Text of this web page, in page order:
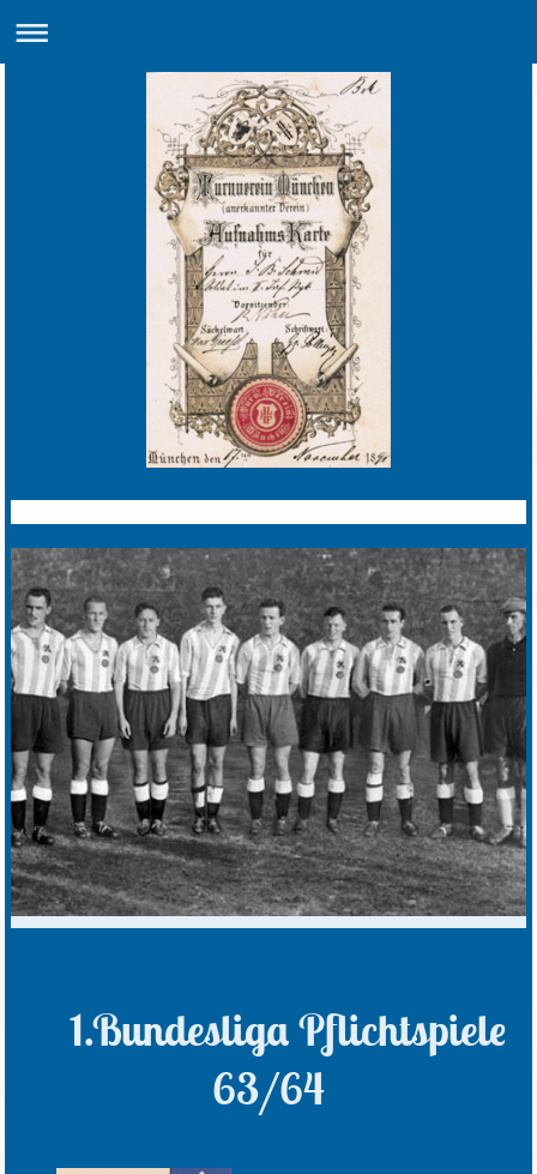
1.Bundesliga Pflichtspiele
63/64